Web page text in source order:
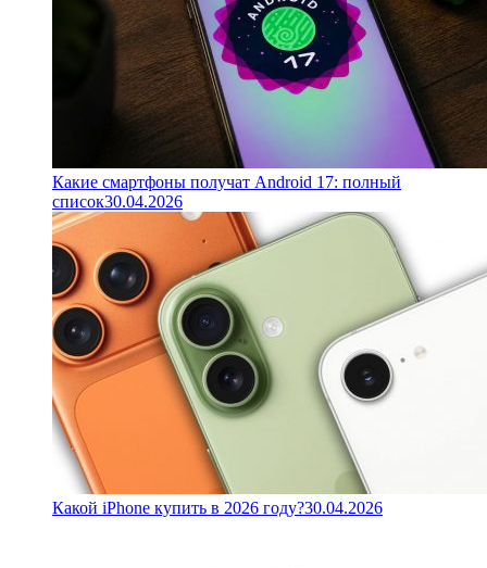
Какие смартфоны получат Android 17: полный
список30.04.2026
Какой iPhone купить в 2026 году?30.04.2026